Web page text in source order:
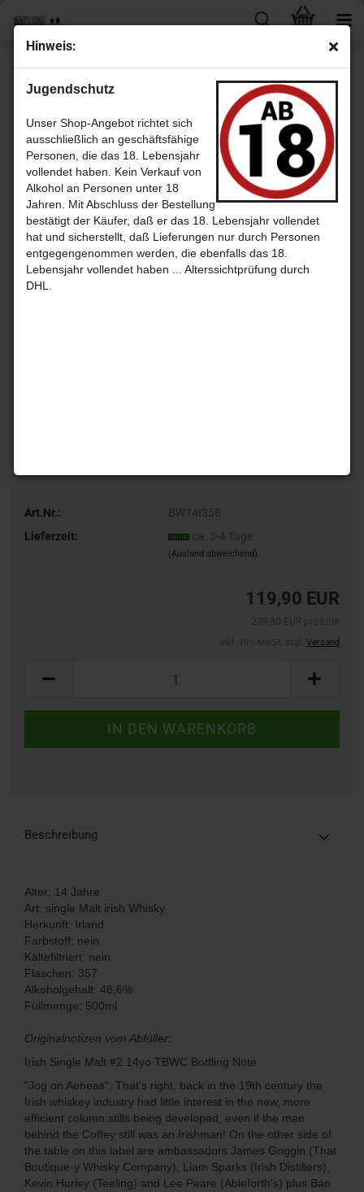
Hin­weis:
Jugendschutz
Unser Shop-Angebot richtet sich
ausschließlich an geschäftsfähige
Personen, die das 18. Lebensjahr
vollendet haben. Kein Verkauf von
Alkohol an Personen unter 18
Jahren. Mit Abschluss der Bestellung
bestätigt der Käufer, daß er das 18. Lebensjahr vollendet
hat und sicherstellt, daß Lieferungen nur durch Personen
entgegengenommen werden, die ebenfalls das 18.
Lebensjahr vollendet haben ... Alterssichtprüfung durch
DHL.
« Erster « zurück weiter »
Letzter »
67Artikel in dieser Kategorie
Irish Sin­gle Malt #2 - 14 Jahre Batch 1 mit 48,6% That Boutique-​y
Whis­ky Com­pa­ny
Art.Nr.:
BW14I358
Lieferzeit:
ca. 3-4 Tage
(Ausland abweichend)
119,90 EUR
Versand
Beschreibung
Alter: 14 Jahre
Art: single Malt irish Whisky
​Herkunft: Irland
Farbstoff: nein
Kältefiltriert: nein
Flaschen: 357
Alkoholgehalt: 48,6%
Füllmenge: 500ml
Originalnotizen vom Abfüller:
Irish Single Malt #2 14yo TBWC Bottling Note
"Jog on Aeneas". That's right, back in the 19th century the
Irish whiskey industry had little interest in the new, more
efficient column stills being developed, even if the man
behind the Coffey still was an Irishman! On the other side of
the table on this label are ambassadors James Goggin (That
Boutique-y Whisky Company), Liam Sparks (Irish Distillers),
Kevin Hurley (Teeling) and Lee Peare (Ableforth's) plus Bán